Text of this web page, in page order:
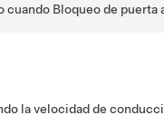
Bloqueo de puerta
la velocidad de